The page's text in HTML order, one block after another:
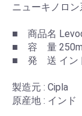
ニューキノロ
■ 商品名
■ 容 量
■ 発 送 イン
製造元 : Cipla
原産地 : インド